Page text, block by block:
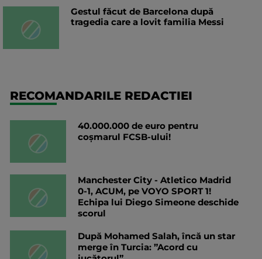
Gestul făcut de Barcelona după
tragedia care a lovit familia Messi
RECOMANDARILE REDACTIEI
40.000.000 de euro pentru
coșmarul FCSB-ului!
Manchester City - Atletico Madrid
0-1, ACUM, pe VOYO SPORT 1!
Echipa lui Diego Simeone deschide
scorul
După Mohamed Salah, încă un star
merge în Turcia: ”Acord cu